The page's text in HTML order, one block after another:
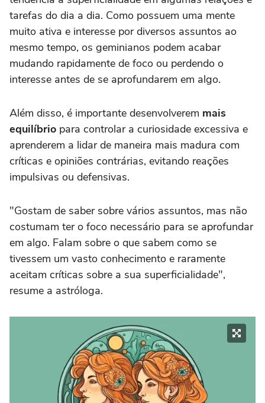
tarefas do dia a dia. Como possuem uma mente
muito ativa e interesse por diversos assuntos ao
mesmo tempo, os geminianos podem acabar
mudando rapidamente de foco ou perdendo o
interesse antes de se aprofundarem em algo.
Além disso, é importante desenvolverem mais
equilíbrio para controlar a curiosidade excessiva e
aprenderem a lidar de maneira mais madura com
críticas e opiniões contrárias, evitando reações
impulsivas ou defensivas.
"Gostam de saber sobre vários assuntos, mas não
costumam ter o foco necessário para se aprofundar
em algo. Falam sobre o que sabem como se
tivessem um vasto conhecimento e raramente
aceitam críticas sobre a sua superficialidade",
resume a astróloga.